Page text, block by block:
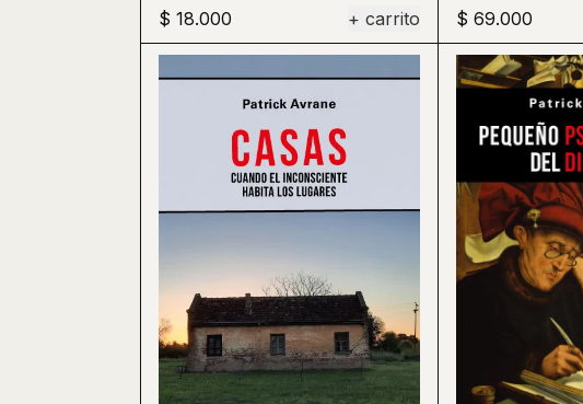
$ 18.000 + carrito $ 69.000